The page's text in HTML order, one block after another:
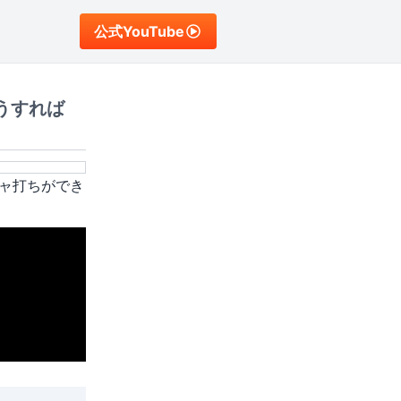
公式YouTube
すれば
打ちができ